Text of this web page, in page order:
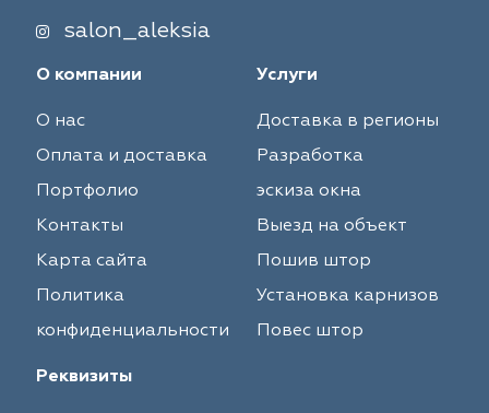
salon_aleksia
О компании
О нас
Оплата и доставка
Портфолио
Контакты
Карта сайта
Политика
конфиденциальности
Услуги
Доставка в регионы
Разработка
эскиза окна
Выезд на объект
Пошив штор
Установка карнизов
Повес штор
Реквизиты